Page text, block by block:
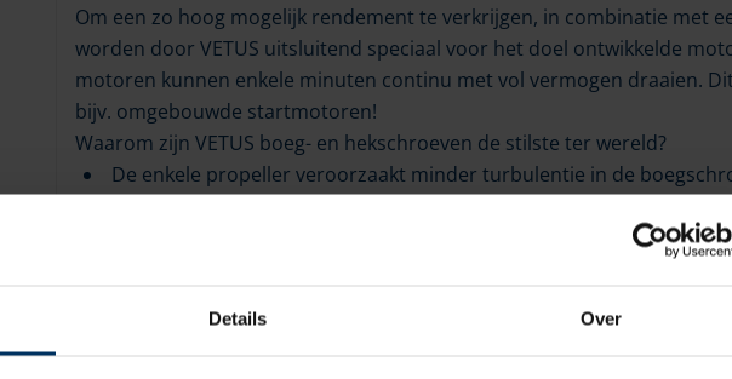
Details Over
Om een zo hoog mogelijk rendement te verkrijgen, in combinatie met
worden door VETUS uitsluitend speciaal voor het doel ontwikkelde
motoren kunnen enkele minuten continu met vol vermogen draaien.
bijv. omgebouwde startmotoren!
Waarom zijn VETUS boeg- en hekschroeven de stilste ter wereld?
De enkele propeller veroorzaakt minder turbulentie in de
De propeller is van sterk kunststof gemaakt waardoor corrosie